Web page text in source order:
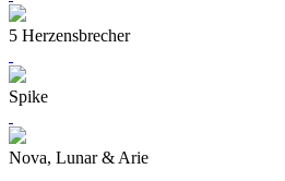
5 Herzensbrecher
Spike
Nova, Lunar & Arie